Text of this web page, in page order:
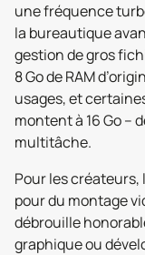
une fréquence
la bureautique
gestion de gros
8 Go de RAM
usages, et
montent à 16 Go –
multitâche.
Pour les créateurs,
pour du montage
débrouille
graphique ou